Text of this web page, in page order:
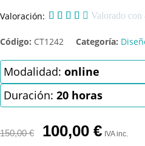
Valoración:      Valorado con
Código: CT1242 Categoría:
Modalidad: online
Duración: 20 horas
150,00€
El
precio
100,00 €El
precio
IVA inc.